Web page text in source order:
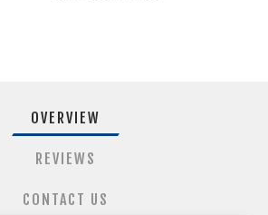
OVERVIEW
REVIEWS
CONTACT US